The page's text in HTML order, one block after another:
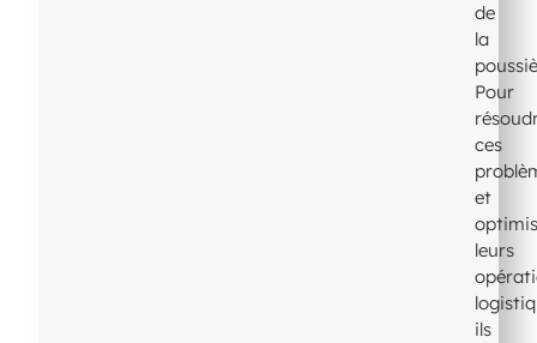
de
la
Pour
ces
et
leurs
ils